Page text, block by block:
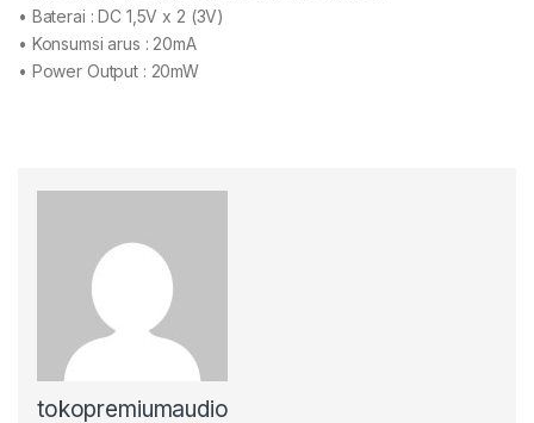
• Baterai : DC 1,5V x 2 (3V)
• Konsumsi arus : 20mA
• Power Output : 20mW
tokopremiumaudio